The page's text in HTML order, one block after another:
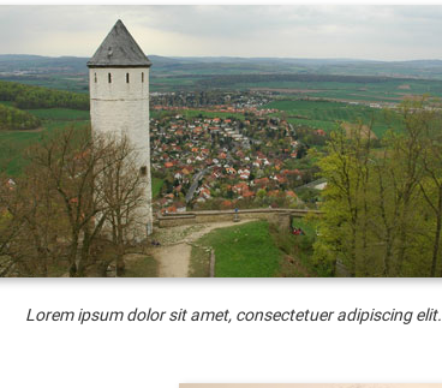
Lorem ipsum dolor sit amet, consectetuer adipiscing elit.